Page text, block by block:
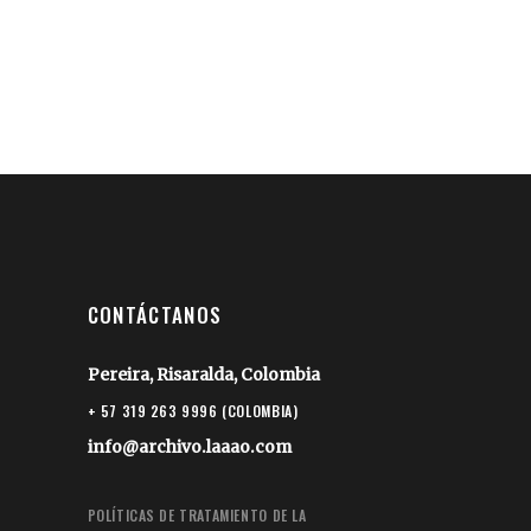
CONTÁCTANOS
Pereira, Risaralda, Colombia
+ 57 319 263 9996 (COLOMBIA)
info@archivo.laaao.com
POLÍTICAS DE TRATAMIENTO DE LA